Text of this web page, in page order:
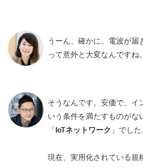
うーん、確かに。電波が届
って意外と大変なんですね。
そうなんです。安価で、イ
いう条件を満たすものがな
「 IoTネットワーク 」でした
現在、実用化されている規